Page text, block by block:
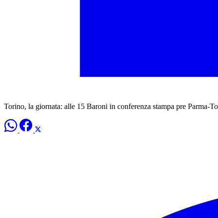
Torino, la giornata: alle 15 Baroni in conferenza stampa pre Parma-